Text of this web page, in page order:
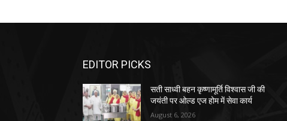
EDITOR PICKS
सती साध्वी बहन कृष्णामूर्ति विश्वास जी की
जयंती पर ओल्ड एज होम में सेवा कार्य
August 6, 2026